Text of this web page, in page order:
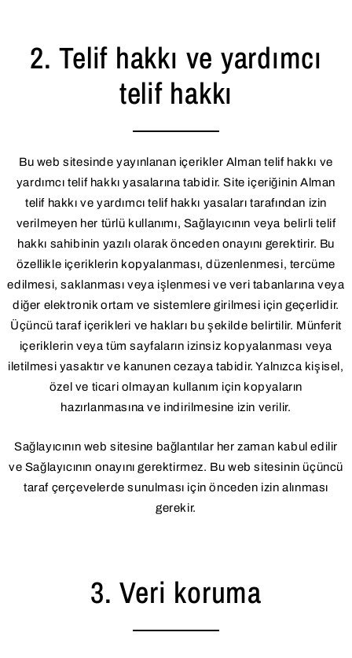
2. Telif hakkı ve yardımcı
telif hakkı
Bu web sitesinde yayınlanan içerikler Alman telif hakkı ve
yardımcı telif hakkı yasalarına tabidir. Site içeriğinin Alman
telif hakkı ve yardımcı telif hakkı yasaları tarafından izin
verilmeyen her türlü kullanımı, Sağlayıcının veya belirli telif
hakkı sahibinin yazılı olarak önceden onayını gerektirir. Bu
özellikle içeriklerin kopyalanması, düzenlenmesi, tercüme
edilmesi, saklanması veya işlenmesi ve veri tabanlarına veya
diğer elektronik ortam ve sistemlere girilmesi için geçerlidir.
Üçüncü taraf içerikleri ve hakları bu şekilde belirtilir. Münferit
içeriklerin veya tüm sayfaların izinsiz kopyalanması veya
iletilmesi yasaktır ve kanunen cezaya tabidir. Yalnızca kişisel,
özel ve ticari olmayan kullanım için kopyaların
hazırlanmasına ve indirilmesine izin verilir.
Sağlayıcının web sitesine bağlantılar her zaman kabul edilir
ve Sağlayıcının onayını gerektirmez. Bu web sitesinin üçüncü
taraf çerçevelerde sunulması için önceden izin alınması
gerekir.
3. Veri koruma